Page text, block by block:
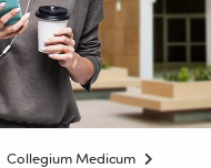
Collegium Medicum